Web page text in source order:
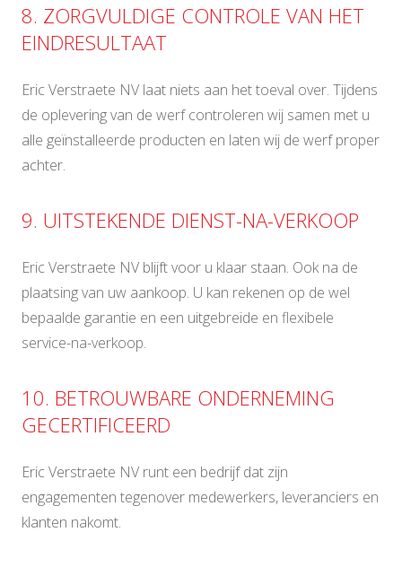
8. ZORGVULDIGE CONTROLE VAN HET
EINDRESULTAAT
Eric Verstraete NV laat niets aan het toeval over. Tijdens
de oplevering van de werf controleren wij samen met u
alle geïnstalleerde producten en laten wij de werf proper
achter.
9. UITSTEKENDE DIENST-NA-VERKOOP
Eric Verstraete NV blijft voor u klaar staan. Ook na de
plaatsing van uw aankoop. U kan rekenen op de wel
bepaalde garantie en een uitgebreide en flexibele
service-na-verkoop.
10. BETROUWBARE ONDERNEMING
GECERTIFICEERD
Eric Verstraete NV runt een bedrijf dat zijn
engagementen tegenover medewerkers, leveranciers en
klanten nakomt.